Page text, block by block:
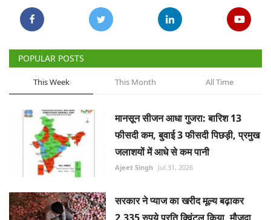
POPULAR POSTS
This Week This Month All Time
मानसून सीजन आधा गुजरा: बारिश 13
फीसदी कम, बुवाई 3 फीसदी पिछड़ी, प्रमुख
जलाशयों में आधे से कम पानी
Ajeet Singh Jul 31, 2026
सरकार ने प्याज का खरीद मूल्य बढ़ाकर